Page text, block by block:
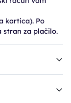
kartica). Po
stran za plačilo.